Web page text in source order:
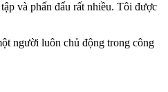
và phấn đấu rất nhiều. Tôi được
người luôn chủ động trong công